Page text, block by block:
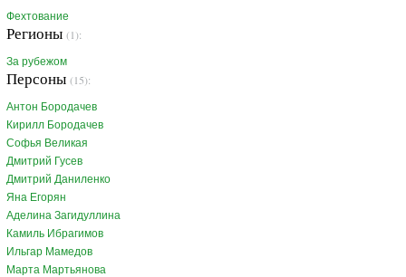
Фехтование
Регионы (1):
За рубежом
Персоны (15):
Антон Бородачев
Кирилл Бородачев
Софья Великая
Дмитрий Гусев
Дмитрий Даниленко
Яна Егорян
Аделина Загидуллина
Камиль Ибрагимов
Ильгар Мамедов
Марта Мартьянова